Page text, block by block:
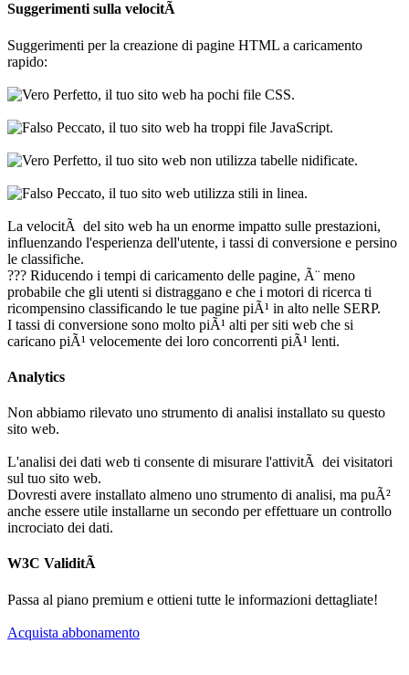
Suggerimenti sulla velocitÃ
Suggerimenti per la creazione di pagine HTML a caricamento
rapido:
Perfetto, il tuo sito web ha pochi file CSS.
Peccato, il tuo sito web ha troppi file JavaScript.
Perfetto, il tuo sito web non utilizza tabelle nidificate.
Peccato, il tuo sito web utilizza stili in linea.
La velocitÃ del sito web ha un enorme impatto sulle prestazioni,
influenzando l'esperienza dell'utente, i tassi di conversione e persino
le classifiche.
??? Riducendo i tempi di caricamento delle pagine, Ã¨ meno
probabile che gli utenti si distraggano e che i motori di ricerca ti
ricompensino classificando le tue pagine piÃ¹ in alto nelle SERP.
I tassi di conversione sono molto piÃ¹ alti per siti web che si
caricano piÃ¹ velocemente dei loro concorrenti piÃ¹ lenti.
Analytics
Non abbiamo rilevato uno strumento di analisi installato su questo
sito web.
L'analisi dei dati web ti consente di misurare l'attivitÃ dei visitatori
sul tuo sito web.
Dovresti avere installato almeno uno strumento di analisi, ma puÃ²
anche essere utile installarne un secondo per effettuare un controllo
incrociato dei dati.
W3C ValiditÃ
Passa al piano premium e ottieni tutte le informazioni dettagliate!
Acquista abbonamento